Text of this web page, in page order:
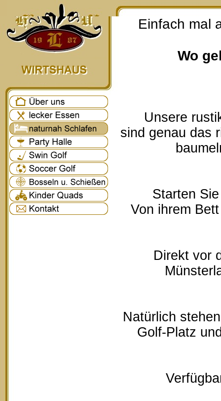
Einfach mal
Wo
Unsere
sind genau das
Starten
Von ihrem
Direkt vor
Natürlich
Golf-Platz